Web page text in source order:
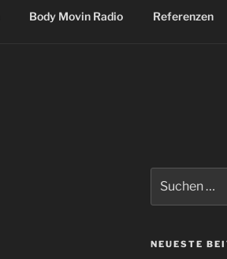
Body Movin Radio Referenzen
nach:
NEUESTE